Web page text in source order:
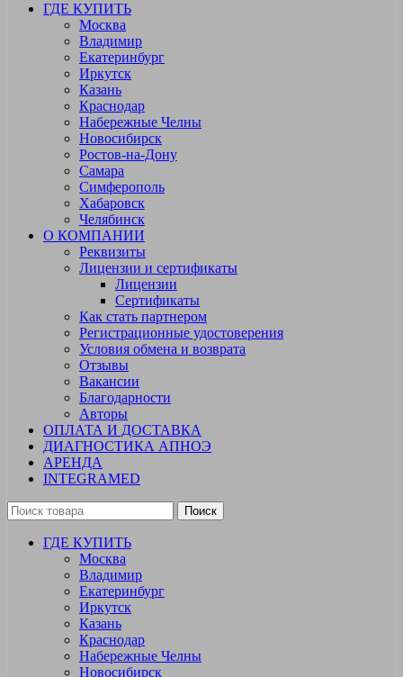
ГДЕ КУПИТЬ
Москва
Владимир
Екатеринбург
Иркутск
Казань
Краснодар
Набережные Челны
Новосибирск
Ростов-на-Дону
Самара
Симферополь
Хабаровск
Челябинск
О КОМПАНИИ
Реквизиты
Лицензии и сертификаты
Лицензии
Сертификаты
Как стать партнером
Регистрационные удостоверения
Условия обмена и возврата
Отзывы
Вакансии
Благодарности
Авторы
ОПЛАТА И ДОСТАВКА
ДИАГНОСТИКА АПНОЭ
АРЕНДА
INTEGRAMED
Поиск
ГДЕ КУПИТЬ
Москва
Владимир
Екатеринбург
Иркутск
Казань
Краснодар
Набережные Челны
Новосибирск